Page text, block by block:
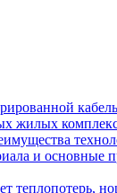
жилых
и основные
теплопотерь,